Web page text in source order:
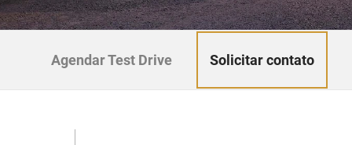
Agendar Test Drive Solicitar contato